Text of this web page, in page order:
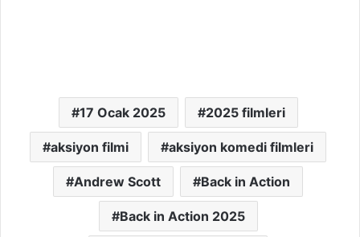
17 Ocak 2025 2025 filmleri
aksiyon filmi aksiyon komedi filmleri
Andrew Scott Back in Action
Back in Action 2025